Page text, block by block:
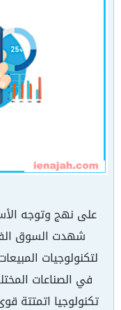
على نهج وتوجه
شهدت السوق
لتكنولوجيات
في الصناعات
تكنولوجيا اتمتتة